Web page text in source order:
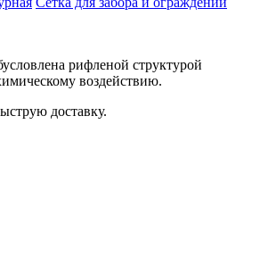
рифленой структурой
воздействию.
доставку.